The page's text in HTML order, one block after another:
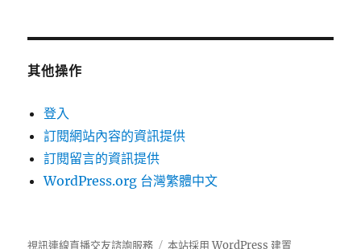
其他操作
登入
訂閱網站內容的資訊提供
訂閱留言的資訊提供
WordPress.org 台灣繁體中文
視訊連線直播交友諮詢服務 本站採用 WordPress 建置